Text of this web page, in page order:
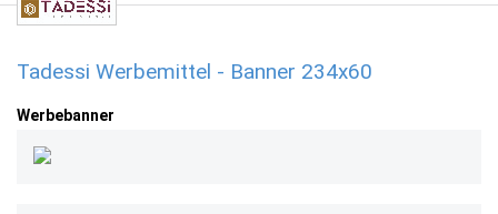
Tadessi Werbemittel - Banner 234x60
Werbebanner